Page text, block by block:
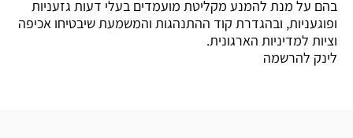
בהם על מנת להמנע מקליטת מועמדים בעלי דעות גזעניות
ופוגעניות, ובהגדרת קוד ההתנהגות והמשמעת שיבטיחו אכיפה
וציות למדיניות הארגונית.
לינק להרשמה